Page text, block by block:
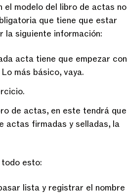
el modelo del libro de actas no
que tiene que estar
la siguiente información:
acta tiene que empezar con
más básico, vaya.
de actas, en este tendrá que
actas firmadas y selladas, la
esto:
lista y registrar el nombre